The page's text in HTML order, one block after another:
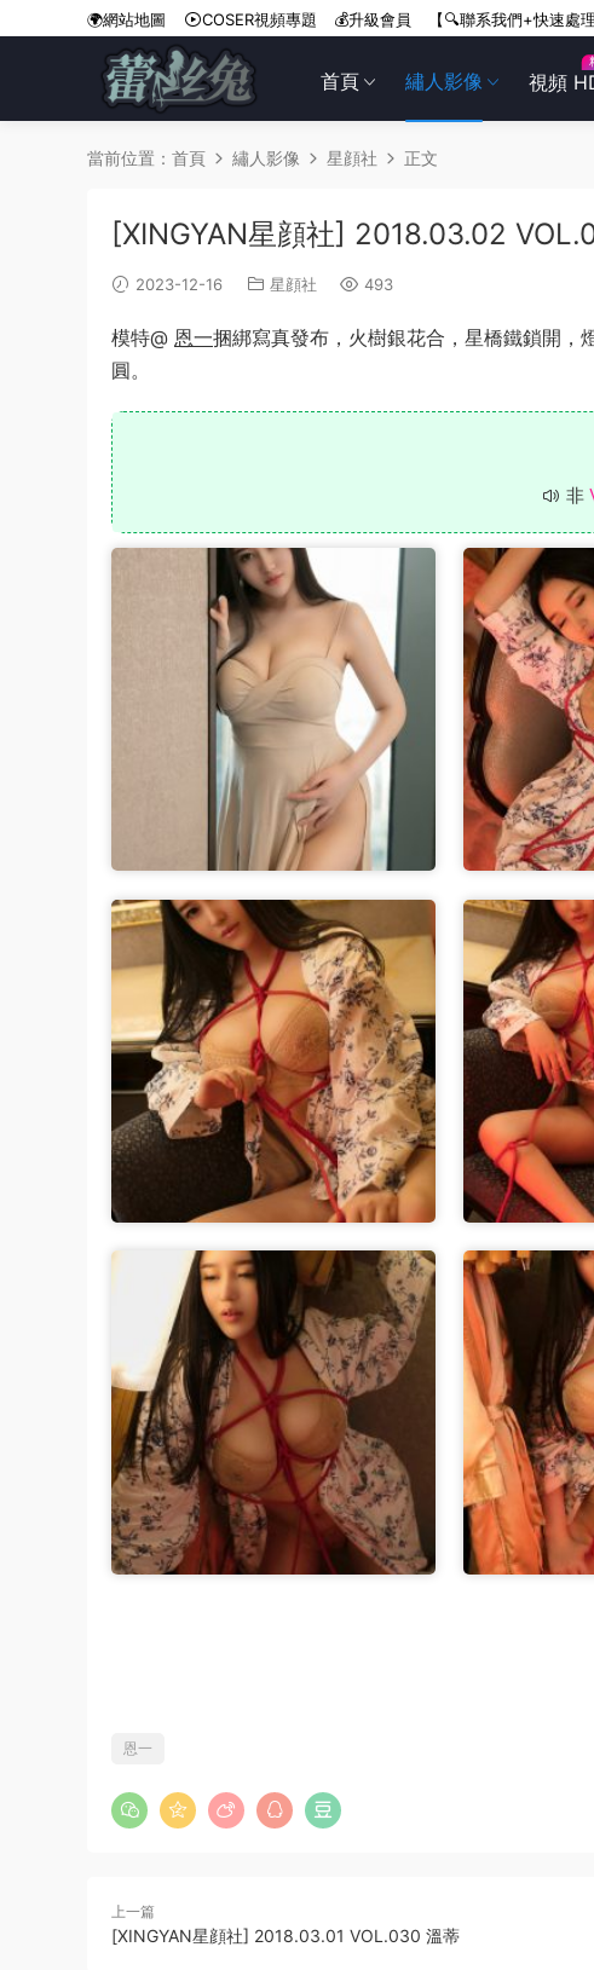
首頁 繡人影像 視頻
🌍網站地圖 COSER視頻專題 💰升級會員 【🔍聯系我們+快速處理
當前位置： 首頁 繡人影像 星顔社 正文
[XINGYAN星顔社] 2018.03.02
2023-12-16 星顔社 493
模特@ 恩一捆綁寫真發布，火樹銀花合，星橋鐵鎖開，
圓。
非
恩一
上一篇
[XINGYAN星顔社] 2018.03.01 VOL.030 溫蒂